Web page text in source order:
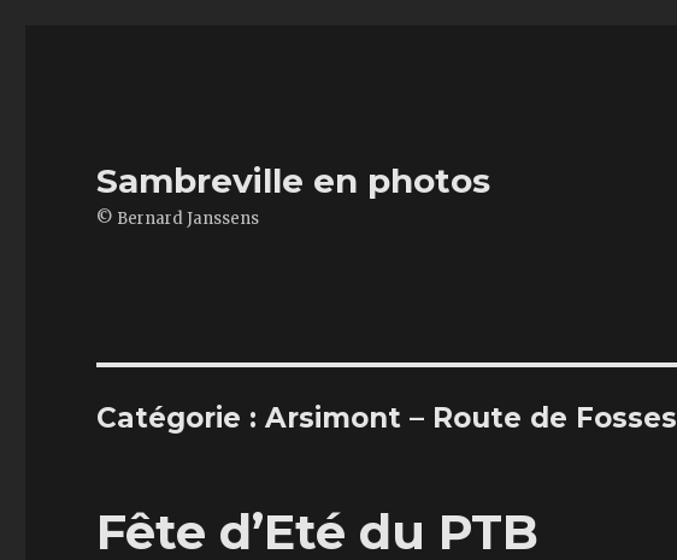
Sambreville en photos
© Bernard Janssens
Catégorie : Arsimont – Route de Fosses
Fête d’Eté du PTB